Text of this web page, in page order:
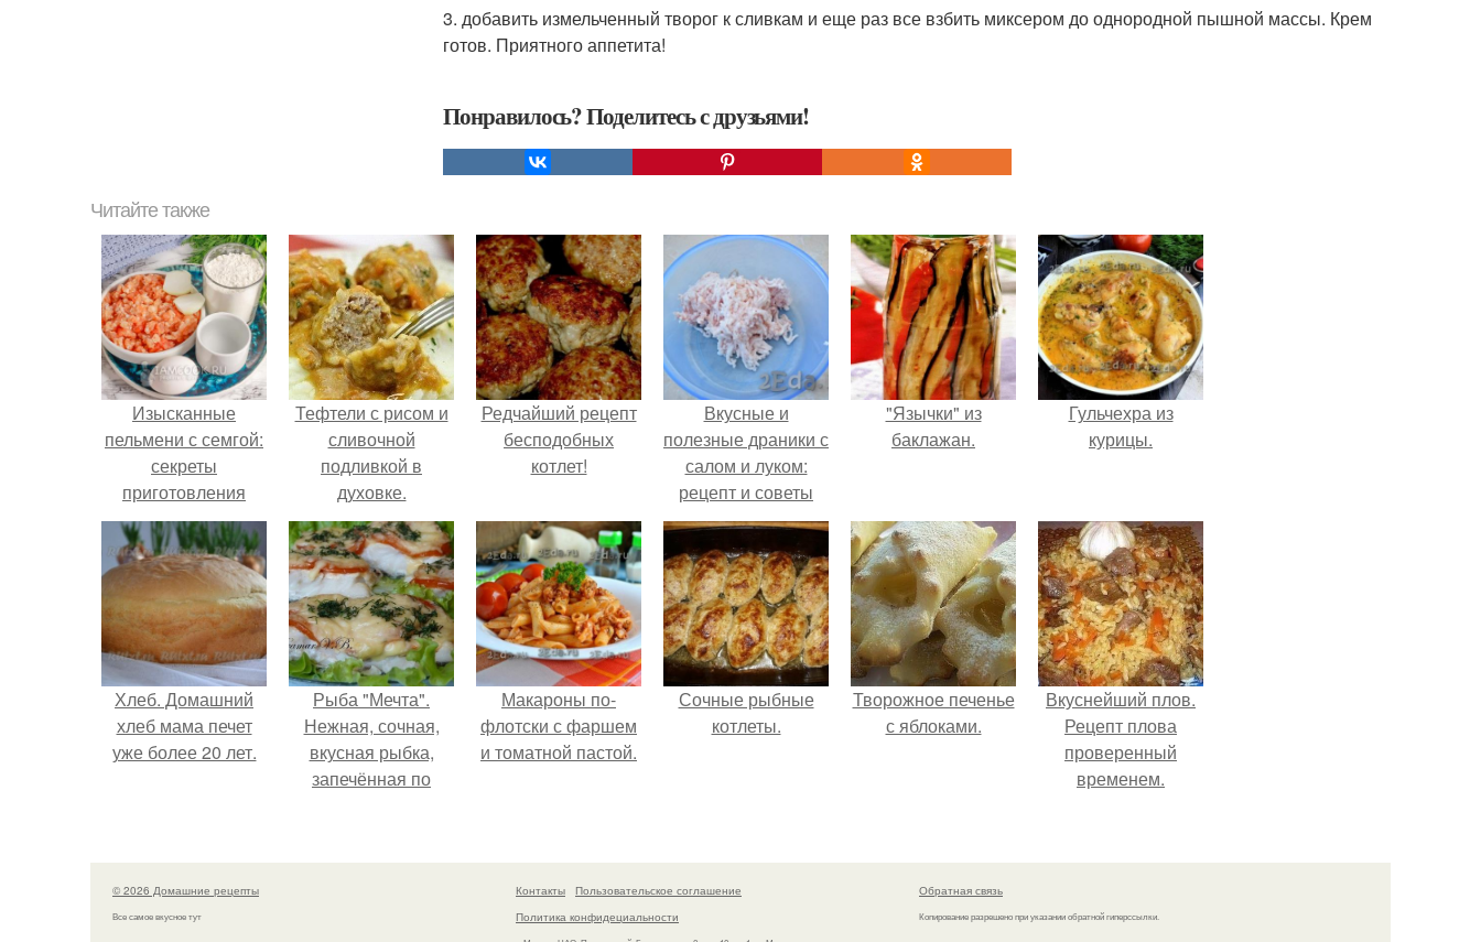
3. добавить измельченный творог к сливкам и еще раз все взбить миксером до однородной пышной массы. Крем
готов. Приятного аппетита!
Понравилось? Поделитесь с друзьями!
Читайте также
Изысканные
пельмени с семгой:
секреты
приготовления
идеального блюда
Тефтели с рисом и
сливочной
подливкой в
духовке.
Редчайший рецепт
бесподобных
котлет!
Вкусные и
полезные драники с
салом и луком:
рецепт и советы
"Язычки" из
баклажан.
Гульчехра из
курицы.
Хлеб. Домашний
хлеб мама печет
уже более 20 лет.
Рыба "Мечта".
Нежная, сочная,
вкусная рыбка,
запечённая по
семье.
Макароны по-
флотски с фаршем
и томатной пастой.
Сочные рыбные
котлеты.
Творожное печенье
с яблоками.
Вкуснейший плов.
Рецепт плова
проверенный
временем.
© 2026 Домашние рецепты
Все самое вкусное тут
Контакты
Пользовательское соглашение
Политика конфидециальности
Обратная связь
Копирование разрешено при указании обратной гиперссылки.